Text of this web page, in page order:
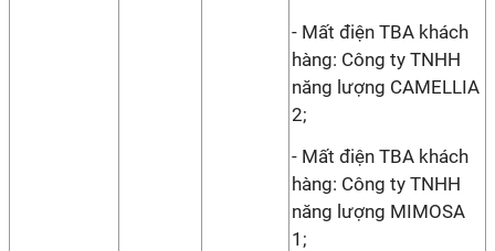
- Mất điện TBA khách
hàng: Công ty TNHH
năng lượng CAMELLIA
2;
- Mất điện TBA khách
hàng: Công ty TNHH
năng lượng MIMOSA
1;